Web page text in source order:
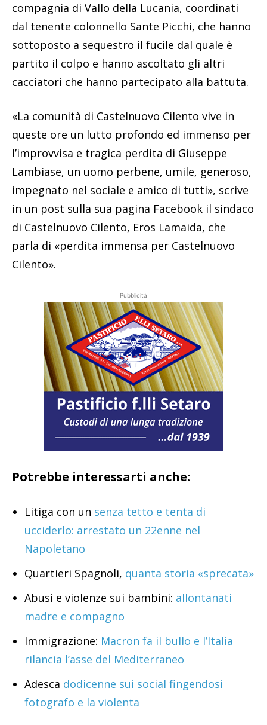
compagnia di Vallo della Lucania, coordinati
dal tenente colonnello Sante Picchi, che hanno
sottoposto a sequestro il fucile dal quale è
partito il colpo e hanno ascoltato gli altri
cacciatori che hanno partecipato alla battuta.
«La comunità di Castelnuovo Cilento vive in
queste ore un lutto profondo ed immenso per
l’improvvisa e tragica perdita di Giuseppe
Lambiase, un uomo perbene, umile, generoso,
impegnato nel sociale e amico di tutti», scrive
in un post sulla sua pagina Facebook il sindaco
di Castelnuovo Cilento, Eros Lamaida, che
parla di «perdita immensa per Castelnuovo
Cilento».
Pubblicità
Potrebbe interessarti anche:
Litiga con un senza tetto e tenta di
ucciderlo: arrestato un 22enne nel
Napoletano
Quartieri Spagnoli, quanta storia «sprecata»
Abusi e violenze sui bambini: allontanati
madre e compagno
Immigrazione: Macron fa il bullo e l’Italia
rilancia l’asse del Mediterraneo
Adesca dodicenne sui social fingendosi
fotografo e la violenta